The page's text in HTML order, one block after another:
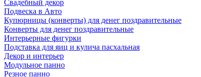
Свадебный декор
Подвеска в Авто
Купюрницы (конверты) для денег поздравительные
Конверты для денег поздравительные
Интерьерные фигурки
Подставка для яиц и кулича пасхальная
Декор и интерьер
Модульное панно
Резное панно